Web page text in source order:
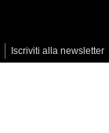
Iscriviti alla newsletter